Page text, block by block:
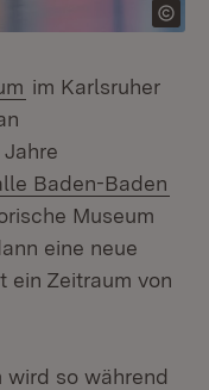
(Öffnet in neuem
im Karlsruher
Baden-Baden
Museum
eine neue
ein Zeitraum von
wird so während